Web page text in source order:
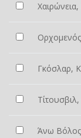
Γκόσλαρ,
Άνω